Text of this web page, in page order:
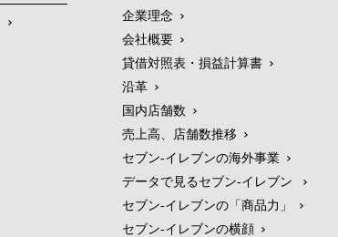
企業理念
会社概要
貸借対照表・損益計算書
沿革
国内店舗数
売上高、店舗数推移
セブン‐イレブンの海外事業
データで見るセブン‐イレブン
セブン‐イレブンの「商品力」
セブン-イレブンの横顔